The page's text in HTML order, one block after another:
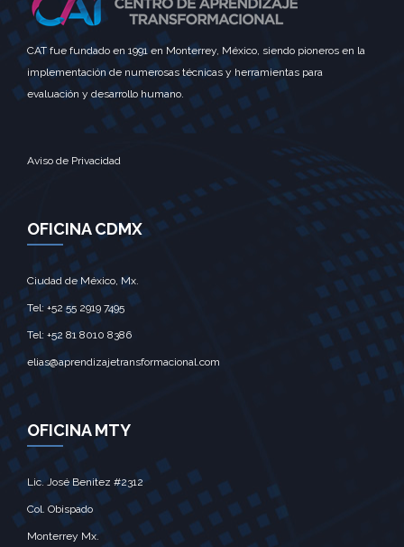
CAT fue fundado en 1991 en Monterrey, México, siendo pioneros en la
implementación de numerosas técnicas y herramientas para
evaluación y desarrollo humano.
Aviso de Privacidad
OFICINA CDMX
Ciudad de México, Mx.‎
Tel: +52 55 2919 7495‎
Tel: +52 81 8010 8386
elias@aprendizajetransformacional.com
OFICINA MTY
Lic. José Benitez #2312
Col. Obispado
Monterrey Mx.‎